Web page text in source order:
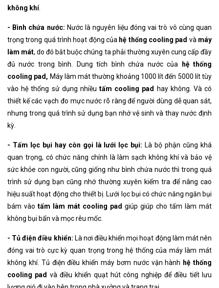
không khí.
- Bình chứa nước: Nước là nguyên liệu đóng vai trò vô cùng quan
trọng trong quá trình hoạt động của hệ thống cooling pad và máy
làm mát, do đó bắt buộc chúng ta phải thường xuyên cung cấp đầy
đủ nước trong bình. Dung tích bình chứa nước của
hệ thống
cooling pad, Máy làm mát thường khoảng 1000 lít đến 5000 lít tùy
vào hệ thống sử dụng nhiều tấm cooling pad
hay không. Và có
thiết kế các vạch đo mực nước rõ ràng để người dùng dễ quan sát,
nhưng trong quá trình sử dụng bạn nhớ vệ sinh và thay nước định
kỳ.
- Tấm lọc bụi hay còn gọi là lưới lọc bụi: Là bộ phận cũng khá
quan trọng, có chức năng chính là làm sạch không khí và bảo vệ
sức khỏe con người, cũng giống như bình chứa nước thì trong quá
trình sử dụng bạn cũng nhớ thường xuyên kiểm tra để nâng cao
hiệu suất hoạt động cho thiết bị. Lưới lọc bụi có chức năng ngăn bụi
bám vào tấm làm mát cooling pad giúp giúp cho tấm làm mát
không bụi bẩn và mọc rêu mốc.
- Tủ điện điều khiển: Là nơi điều khiển mọi hoạt động làm mát nên
đóng vai trò cực kỳ quan trọng trong hệ thống của máy làm mát
không khí. Tủ điện điều khiển máy bơm nước vận hành hệ thống
cooling pad và điều khiển quạt hút công nghiệp để điều tiết lưu